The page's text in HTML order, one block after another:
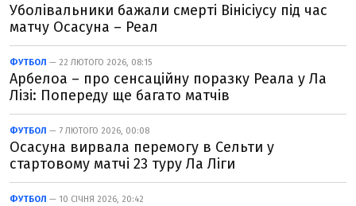
Уболівальники бажали смерті Вінісіусу під час
матчу Осасуна – Реал
ФУТБОЛ — 22 ЛЮТОГО 2026, 08:15
Арбелоа – про сенсаційну поразку Реала у Ла
Лізі: Попереду ще багато матчів
ФУТБОЛ — 7 ЛЮТОГО 2026, 00:08
Осасуна вирвала перемогу в Сельти у
стартовому матчі 23 туру Ла Ліги
ФУТБОЛ — 10 СІЧНЯ 2026, 20:42